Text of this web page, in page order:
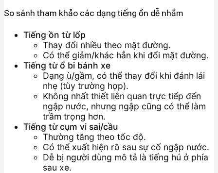
So sánh tham khảo các dạng tiếng ồn dễ nhầm
Tiếng ồn từ lốp
Thay đổi nhiều theo mặt đường.
Có thể giảm/khác hẳn khi đổi mặt đường.
Tiếng từ ổ bi bánh xe
Dạng ù/gầm, có thể thay đổi khi đánh lái
nhẹ (tùy trường hợp).
Không nhất thiết liên quan trực tiếp đến
ngập nước, nhưng ngập cũng có thể làm
trầm trọng hơn.
Tiếng từ cụm vi sai/cầu
Thường tăng theo tốc độ.
Có thể xuất hiện rõ sau sự cố ngập nước.
Dễ bị người dùng mô tả là tiếng hú ở phía
sau xe.